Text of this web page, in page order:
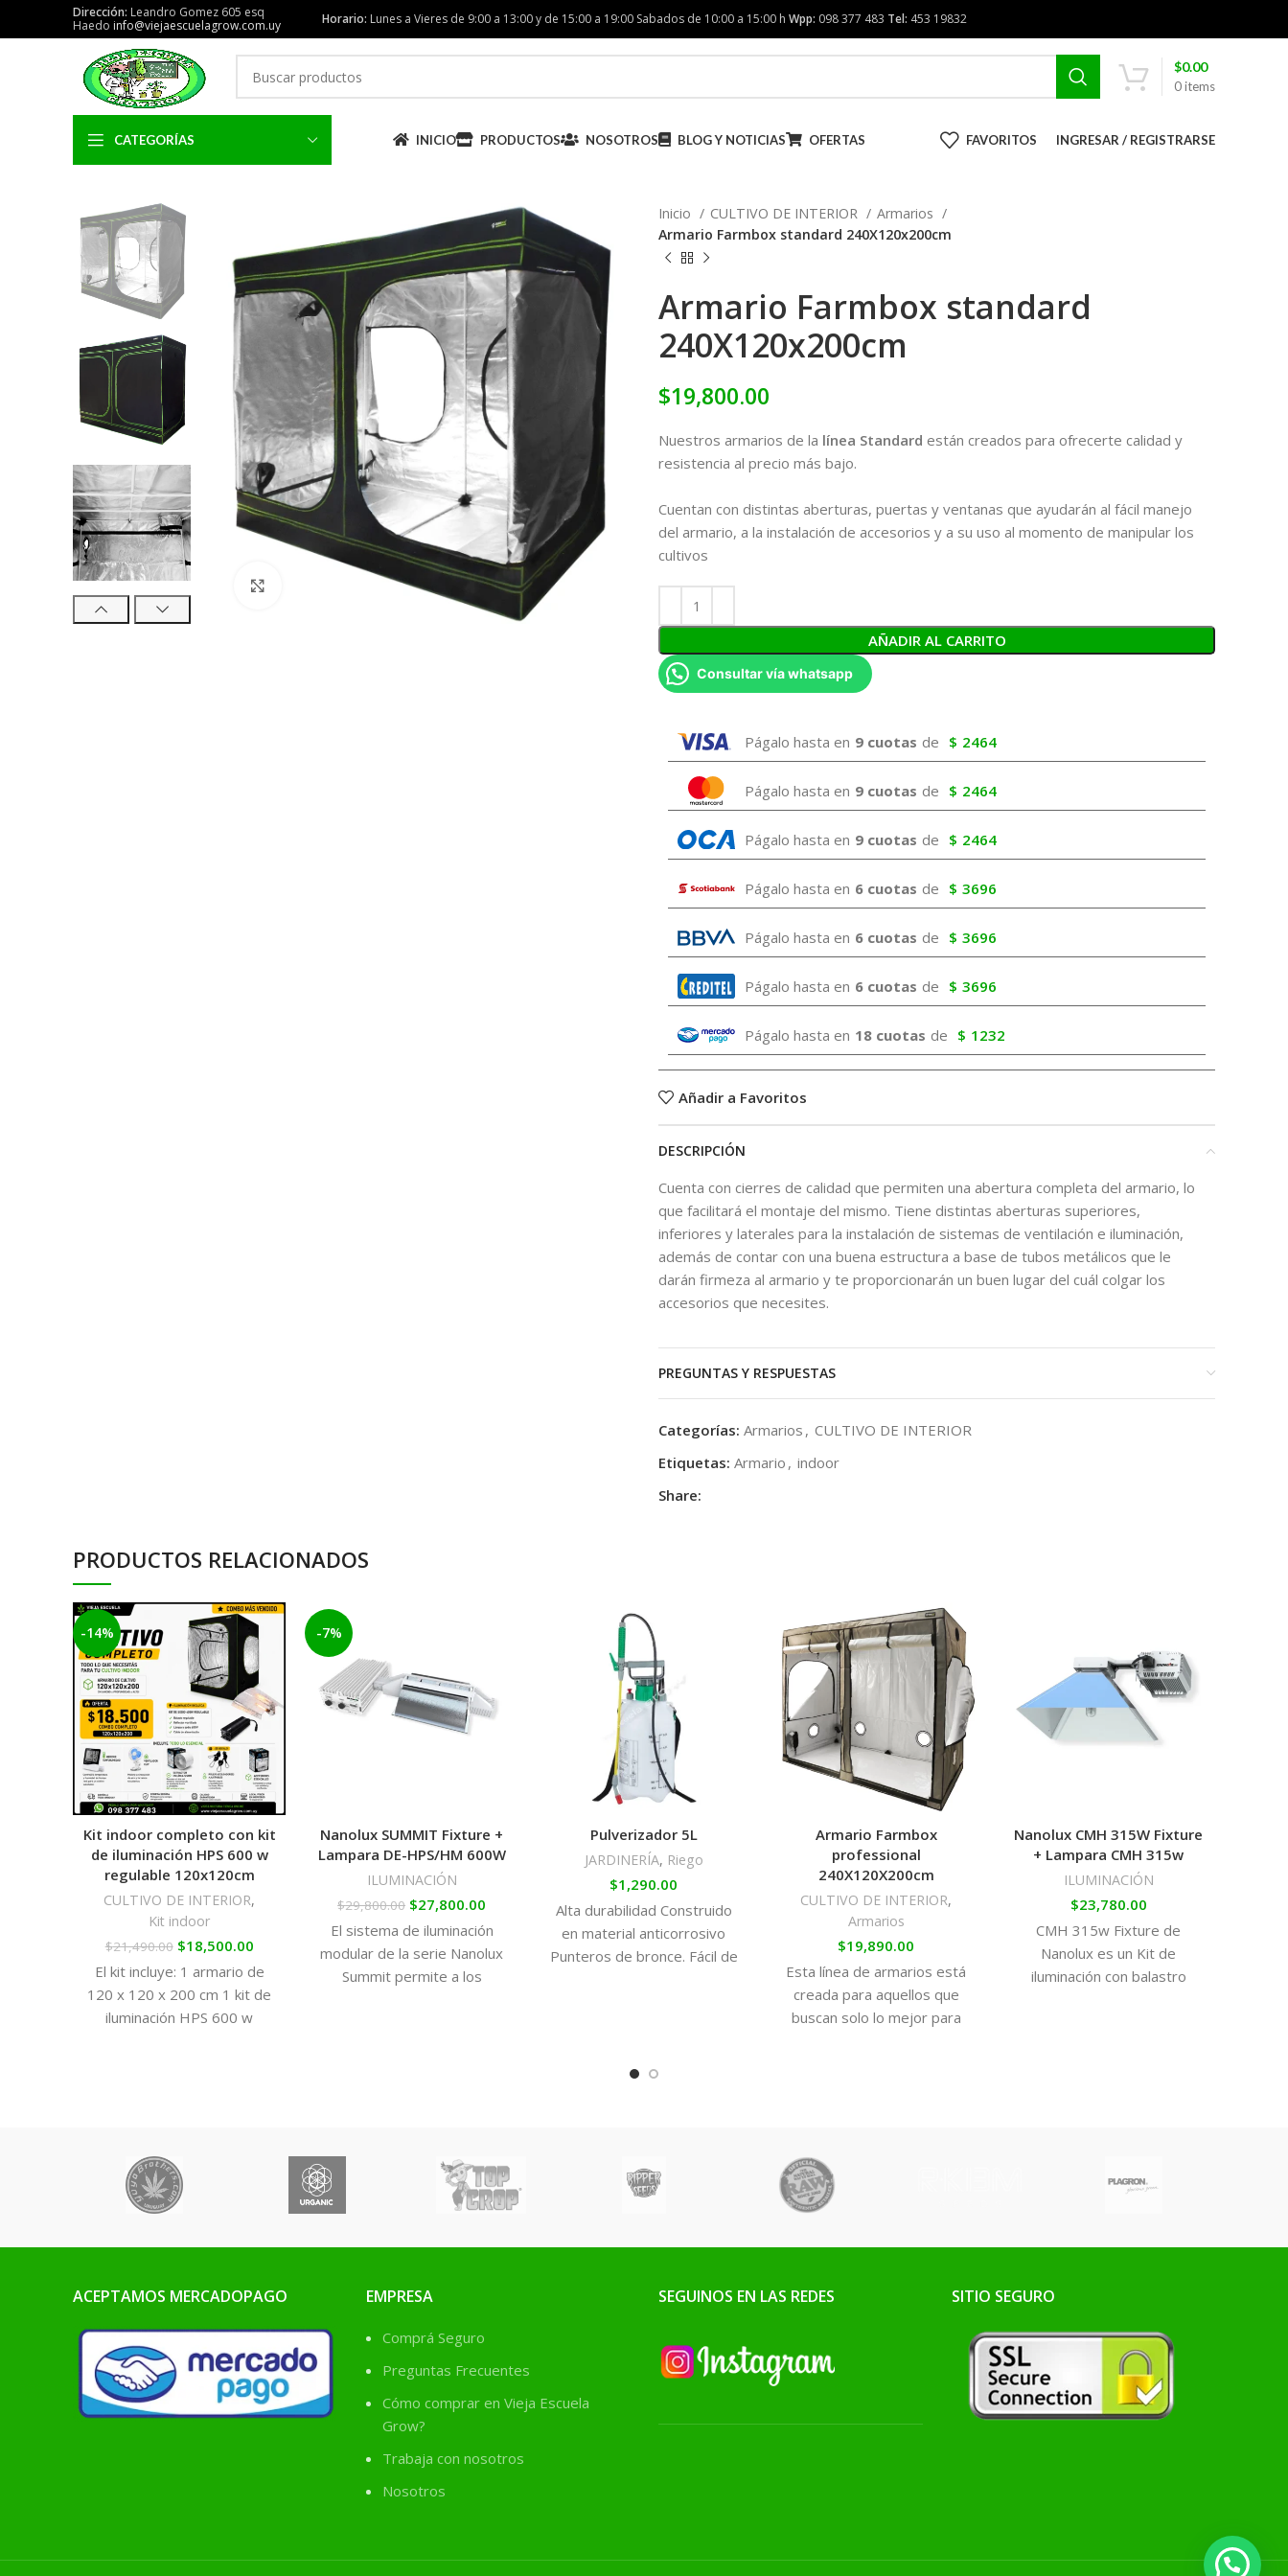
Dirección: Leandro Gomez 605 esq
Haedo info@viejaescuelagrow.com.uy Horario: Lunes a Vieres de 9:00 a 13:00 y de 15:00 a 19:00 Sabados de 10:00 a 15:00 h Wpp: 098 377 483 Tel: 453 19832
0items
$0.00
CATEGORÍAS INICIO PRODUCTOS NOSOTROS BLOG Y NOTICIAS OFERTAS FAVORITOS INGRESAR / REGISTRARSE
Inicio CULTIVO DE INTERIOR
Armarios
Armario Farmbox standard 240X120x200cm
Armario Farmbox standard
240X120x200cm
$19,800.00
Nuestros armarios de la línea Standard están creados para ofrecerte calidad y
resistencia al precio más bajo.
Cuentan con distintas aberturas, puertas y ventanas que ayudarán al fácil manejo
del armario, a la instalación de accesorios y a su uso al momento de manipular los
cultivos
AÑADIR AL CARRITO
Consultar vía whatsapp
Págalo hasta en 9 cuotas de $ 2464
Págalo hasta en 9 cuotas de $ 2464
Págalo hasta en 9 cuotas de $ 2464
Págalo hasta en 6 cuotas de $ 3696
Págalo hasta en 6 cuotas de $ 3696
Págalo hasta en 6 cuotas de $ 3696
Págalo hasta en 18 cuotas de $ 1232
Añadir a Favoritos
DESCRIPCIÓN
Cuenta con cierres de calidad que permiten una abertura completa del armario, lo
que facilitará el montaje del mismo. Tiene distintas aberturas superiores,
inferiores y laterales para la instalación de sistemas de ventilación e iluminación,
además de contar con una buena estructura a base de tubos metálicos que le
darán firmeza al armario y te proporcionarán un buen lugar del cuál colgar los
accesorios que necesites.
PREGUNTAS Y RESPUESTAS
Categorías: Armarios , CULTIVO DE INTERIOR
Etiquetas: Armario , indoor
Share:
PRODUCTOS RELACIONADOS
-14%
Kit indoor completo con kit
de iluminación HPS 600 w
regulable 120x120cm
CULTIVO DE INTERIOR,
Kit indoor
$21,490.00 $18,500.00
El kit incluye: 1 armario de
120 x 120 x 200 cm 1 kit de
iluminación HPS 600 w
-7%
Nanolux SUMMIT Fixture +
Lampara DE-HPS/HM 600W
ILUMINACIÓN
$29,800.00 $27,800.00
El sistema de iluminación
modular de la serie Nanolux
Summit permite a los
Pulverizador 5L
JARDINERÍA, Riego
$1,290.00
Alta durabilidad Construido
en material anticorrosivo
Punteros de bronce. Fácil de
Armario Farmbox
professional
240X120X200cm
CULTIVO DE INTERIOR,
Armarios
$19,890.00
Esta línea de armarios está
creada para aquellos que
buscan solo lo mejor para
Nanolux CMH 315W Fixture
+ Lampara CMH 315w
ILUMINACIÓN
$23,780.00
CMH 315w Fixture de
Nanolux es un Kit de
iluminación con balastro
ACEPTAMOS MERCADOPAGO EMPRESA
Comprá Seguro
Preguntas Frecuentes
Cómo comprar en Vieja Escuela
Grow?
Trabaja con nosotros
Nosotros
SEGUINOS EN LAS REDES SITIO SEGURO